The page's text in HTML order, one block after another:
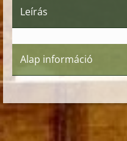
Leírás
Alap információ